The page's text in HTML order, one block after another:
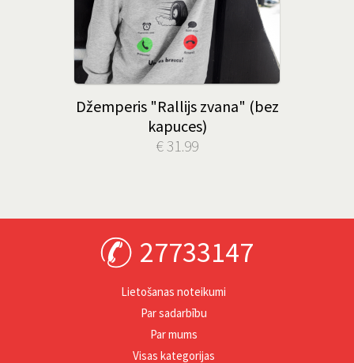
Džemperis "Rallijs zvana" (bez
kapuces)
€ 31.99
27733147
Lietošanas noteikumi
Par sadarbību
Par mums
Visas kategorijas